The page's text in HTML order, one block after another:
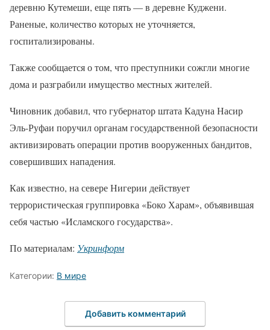
деревню Кутемеши, еще пять — в деревне Куджени.
Раненые, количество которых не уточняется,
госпитализированы.
Также сообщается о том, что преступники сожгли многие
дома и разграбили имущество местных жителей.
Чиновник добавил, что губернатор штата Кадуна Насир
Эль-Руфаи поручил органам государственной безопасности
активизировать операции против вооруженных бандитов,
совершивших нападения.
Как известно, на севере Нигерии действует
террористическая группировка «Боко Харам», объявившая
себя частью «Исламского государства».
По материалам: Укринформ
Категории: В мире
Добавить комментарий